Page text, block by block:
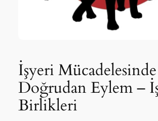
İşyeri Mücadelesinde
Doğrudan Eylem –
Birlikleri